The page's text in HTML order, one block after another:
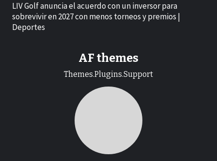
LIV Golf anuncia el acuerdo con un inversor para
sobrevivir en 2027 con menos torneos y premios |
Deportes
AF themes
Themes.Plugins.Support